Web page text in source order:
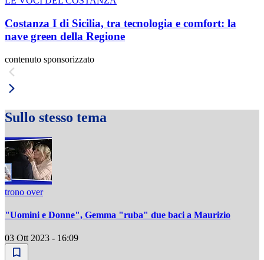
Costanza I di Sicilia, tra tecnologia e comfort: la
nave green della Regione
contenuto sponsorizzato
Sullo stesso tema
trono over
"Uomini e Donne", Gemma "ruba" due baci a Maurizio
03 Ott 2023 - 16:09